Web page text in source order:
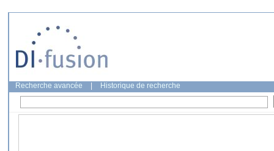
Recherche avancée Historique de recherche